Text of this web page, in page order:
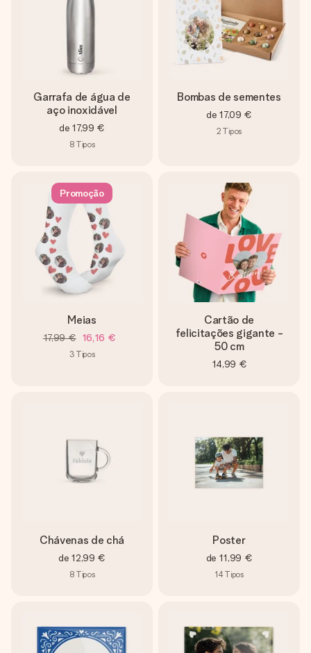
Garrafa de água de
aço inoxidável
de 17,99 €
8 Tipos
Bombas de sementes
de 17,09 €
2 Tipos
Promoção
Meias
17,99 € 16,16 €
3 Tipos
Cartão de
felicitações gigante -
50 cm
14,99 €
Chávenas de chá
de 12,99 €
8 Tipos
Poster
de 11,99 €
14Tipos